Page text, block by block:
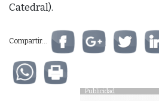
Catedral).
Compartir...
Publicidad